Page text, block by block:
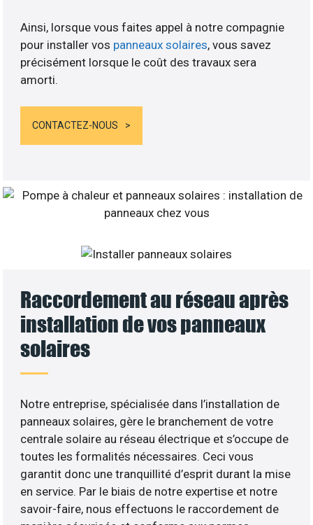
Ainsi, lorsque vous faites appel à notre compagnie
pour installer vos panneaux solaires, vous savez
précisément lorsque le coût des travaux sera
amorti.
CONTACTEZ-NOUS
Raccordement au réseau après
installation de vos panneaux
solaires
Notre entreprise, spécialisée dans l’installation de
panneaux solaires, gère le branchement de votre
centrale solaire au réseau électrique et s’occupe de
toutes les formalités nécessaires. Ceci vous
garantit donc une tranquillité d’esprit durant la mise
en service. Par le biais de notre expertise et notre
savoir-faire, nous effectuons le raccordement de